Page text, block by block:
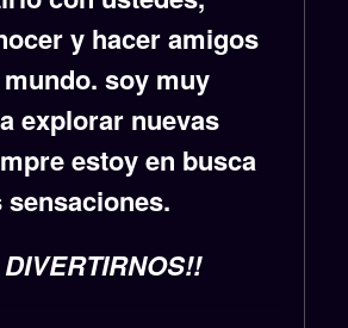
y hacer amigos
soy muy
explorar nuevas
estoy en busca
sensaciones.